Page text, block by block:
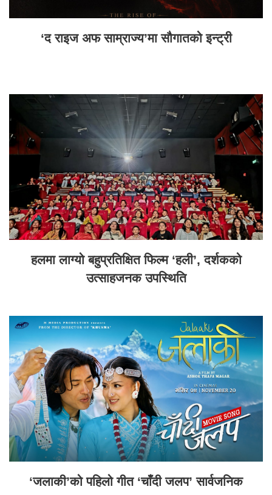
‘द राइज अफ साम्राज्य’मा सौगातको इन्ट्री
हलमा लाग्यो बहुप्रतिक्षित फिल्म ‘हली’, दर्शकको
उत्साहजनक उपस्थिति
‘जलाकी’को पहिलो गीत ‘चाँदी जलप’ सार्वजनिक